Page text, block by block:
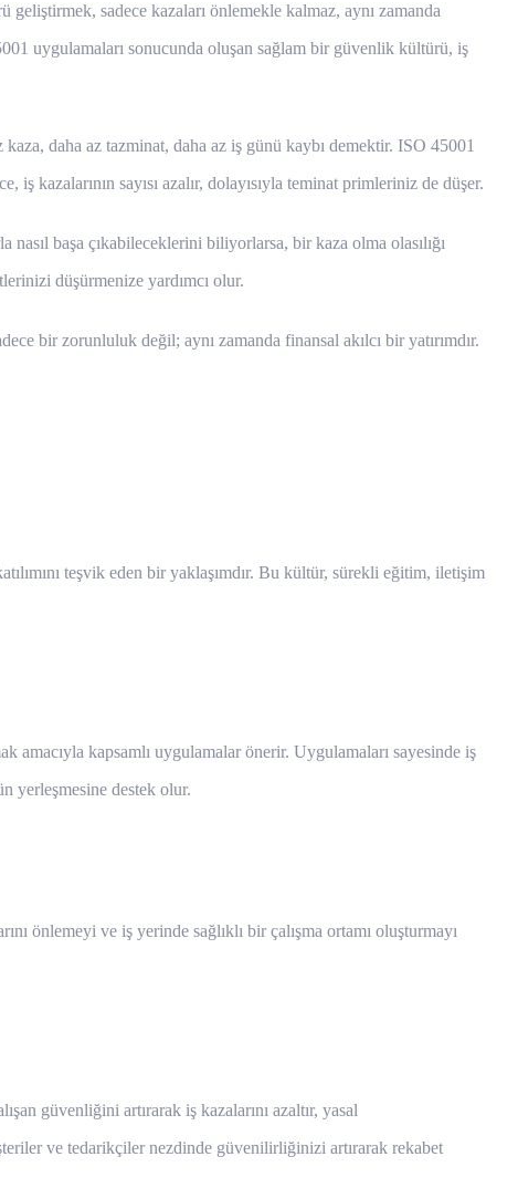
sadece kazaları önlemekle kalmaz, aynı zamanda
uygulamaları sonucunda oluşan sağlam bir güvenlik kültürü, iş
daha az tazminat, daha az iş günü kaybı demektir. ISO 45001
sayısı azalır, dolayısıyla teminat primleriniz de düşer.
nasıl başa çıkabileceklerini biliyorlarsa, bir kaza olma olasılığı
düşürmenize yardımcı olur.
bir zorunluluk değil; aynı zamanda finansal akılcı bir yatırımdır.
teşvik eden bir yaklaşımdır. Bu kültür, sürekli eğitim, iletişim
amacıyla kapsamlı uygulamalar önerir. Uygulamaları sayesinde iş
yerleşmesine destek olur.
önlemeyi ve iş yerinde sağlıklı bir çalışma ortamı oluşturmayı
güvenliğini artırarak iş kazalarını azaltır, yasal
ve tedarikçiler nezdinde güvenilirliğinizi artırarak rekabet